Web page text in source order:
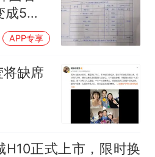
5万
做医美
视物模
APP专享
缺席
H10正式上市，限时换